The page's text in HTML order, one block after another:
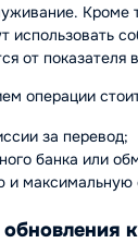
Кроме
использовать
от показателя
операции
за перевод;
банка или
и максимальную